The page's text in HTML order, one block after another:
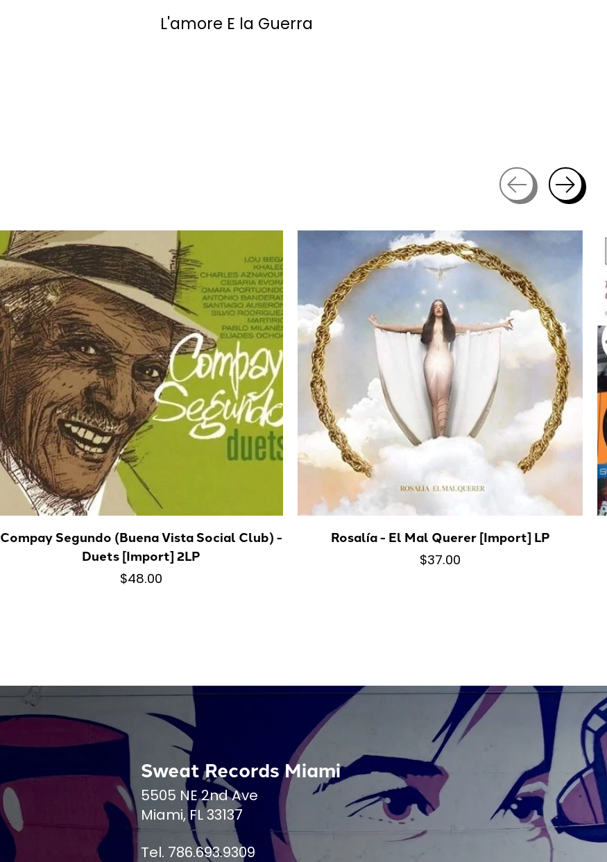
L'amore E la Guerra
Compay Segundo (Buena Vista Social Club) -
Duets [Import] 2LP
$48.00
Rosalía - El Mal Querer [Import] LP
$37.00
Sweat Records Miami
5505 NE 2nd Ave
Miami, FL 33137
Tel. 786.693.9309